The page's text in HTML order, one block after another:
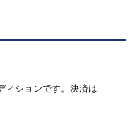
ィションです。決済は